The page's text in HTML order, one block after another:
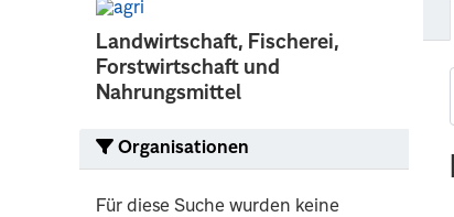
Landwirtschaft, Fischerei,
Forstwirtschaft und
Nahrungsmittel
Organisationen
Für diese Suche wurden keine